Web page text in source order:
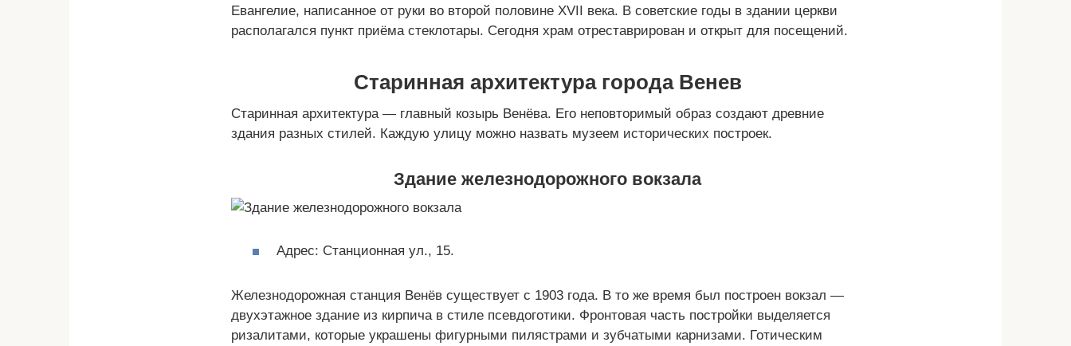
Евангелие, написанное от руки во второй половине XVII века. В советские годы в здании церкви
располагался пункт приёма стеклотары. Сегодня храм отреставрирован и открыт для посещений.
Старинная архитектура города Венев
Старинная архитектура — главный козырь Венёва. Его неповторимый образ создают древние
здания разных стилей. Каждую улицу можно назвать музеем исторических построек.
Здание железнодорожного вокзала
Адрес: Станционная ул., 15.
Железнодорожная станция Венёв существует с 1903 года. В то же время был построен вокзал —
двухэтажное здание из кирпича в стиле псевдоготики. Фронтовая часть постройки выделяется
ризалитами, которые украшены фигурными пилястрами и зубчатыми карнизами. Готическим